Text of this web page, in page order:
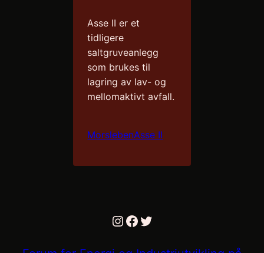
Asse II er et
tidligere
saltgruveanlegg
som brukes til
lagring av lav- og
mellomaktivt avfall.
MorslebenAsse II
Instagram
Facebook
Twitter